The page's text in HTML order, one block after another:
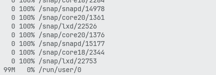
100% /snap/snapd/14978
100% /snap/core20/1361
100% /snap/lxd/22526
100% /snap/core20/1376
100% /snap/snapd/15177
100% /snap/core18/2344
100% /snap/lxd/22753
0% /run/user/0